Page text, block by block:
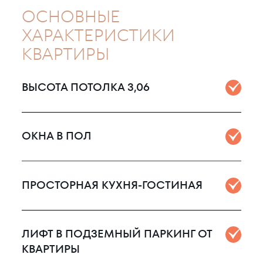
ОСНОВНЫЕ
ХАРАКТЕРИСТИКИ
КВАРТИРЫ
ВЫСОТА ПОТОЛКА 3,06
ОКНА В ПОЛ
ПРОСТОРНАЯ КУХНЯ-ГОСТИНАЯ
ЛИФТ В ПОДЗЕМНЫЙ ПАРКИНГ ОТ
КВАРТИРЫ